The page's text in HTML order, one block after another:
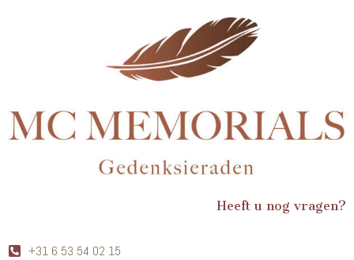
Heeft u nog vragen?
+31 6 53 54 02 15